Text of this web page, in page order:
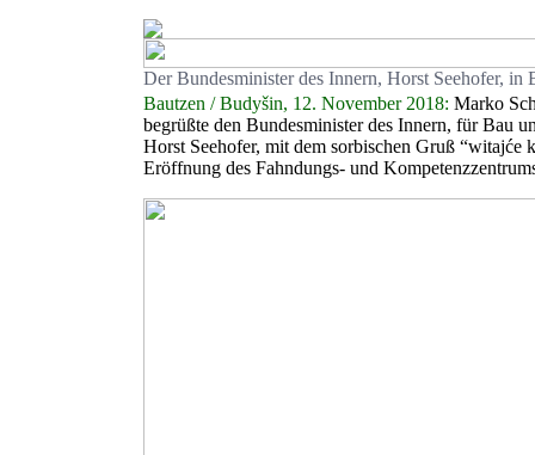
Der Bundesminister des Innern, Horst Seehofer, in
Bautzen / Budyšin, 12. November 2018: Marko
begrüßte den Bundesminister des Innern, für Bau
Horst Seehofer, mit dem sorbischen Gruß “witajće
Eröffnung des Fahndungs- und